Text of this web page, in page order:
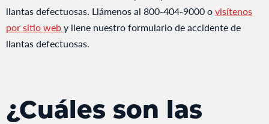
llantas defectuosas. Llámenos al 800-404-9000 ovisítenos
por sitio weby llene nuestro formulario de accidente de
llantas defectuosas.
¿Cuáles son las